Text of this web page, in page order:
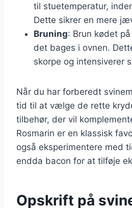
til stuetemperatur,
Dette sikrer en mere
Bruning: Brun kødet
det bages i ovnen.
skorpe og intensiverer
Når du har forberedt
tid til at vælge de rette
tilbehør, der vil
Rosmarin er en klassisk
også eksperimentere med
endda bacon for at tilføje
Opskrift på